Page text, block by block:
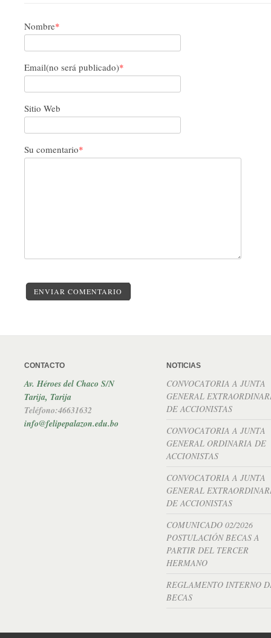
Nombre*
Email(no será publicado)*
Sitio Web
Su comentario*
ENVIAR COMENTARIO
CONTACTO
Av. Héroes del Chaco S/N
Tarija, Tarija
Teléfono:46631632
info@felipepalazon.edu.bo
NOTICIAS
CONVOCATORIA A JUNTA
GENERAL
DE ACCIONISTAS
CONVOCATORIA A JUNTA
GENERAL ORDINARIA DE
ACCIONISTAS
CONVOCATORIA A JUNTA
GENERAL
DE ACCIONISTAS
COMUNICADO 02/2026
POSTULACIÓN BECAS A
PARTIR DEL TERCER
HERMANO
REGLAMENTO INTERNO
BECAS